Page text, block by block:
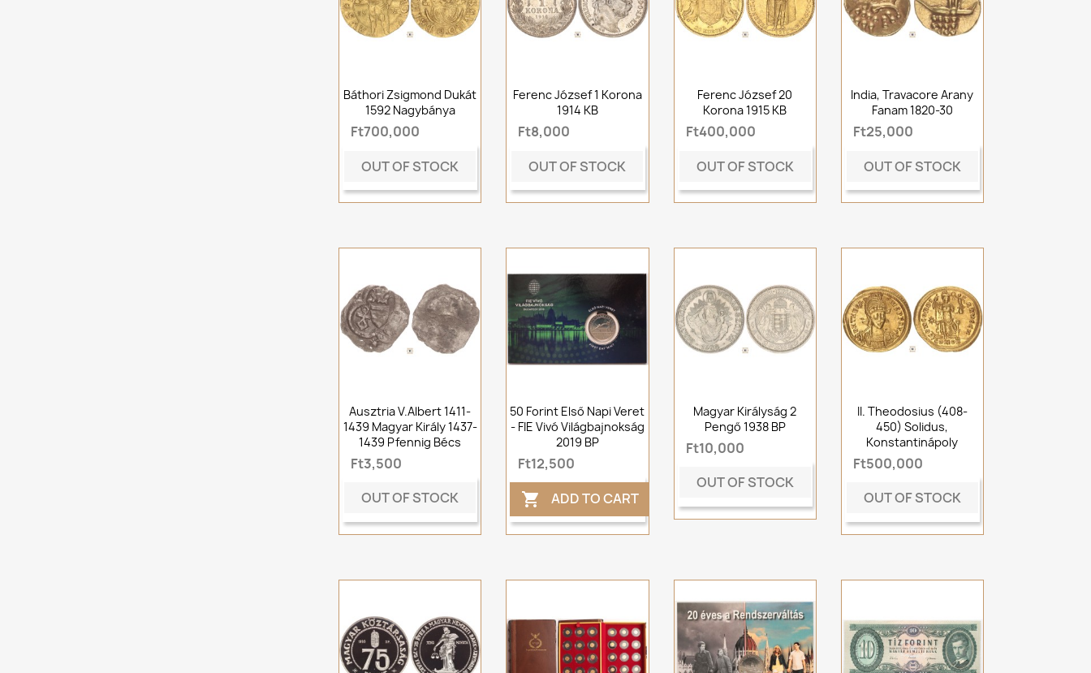
Báthori Zsigmond Dukát
1592 Nagybánya
Ft700,000
OUT OF STOCK
Ferenc József 1 Korona
1914 KB
Ft8,000
OUT OF STOCK
Ferenc József 20
Korona 1915 KB
Ft400,000
OUT OF STOCK
India, Travacore Arany
Fanam 1820-30
Ft25,000
OUT OF STOCK
Ausztria V.Albert 1411-
1439 Magyar Király 1437-
1439 Pfennig Bécs
Ft3,500
OUT OF STOCK
50 Forint Első Napi Veret
- FIE Vivó Világbajnokság
2019 BP
Ft12,500
 ADD TO CART
Magyar Királyság 2
Pengő 1938 BP
Ft10,000
OUT OF STOCK
II. Theodosius (408-
450) Solidus,
Konstantinápoly
Ft500,000
OUT OF STOCK